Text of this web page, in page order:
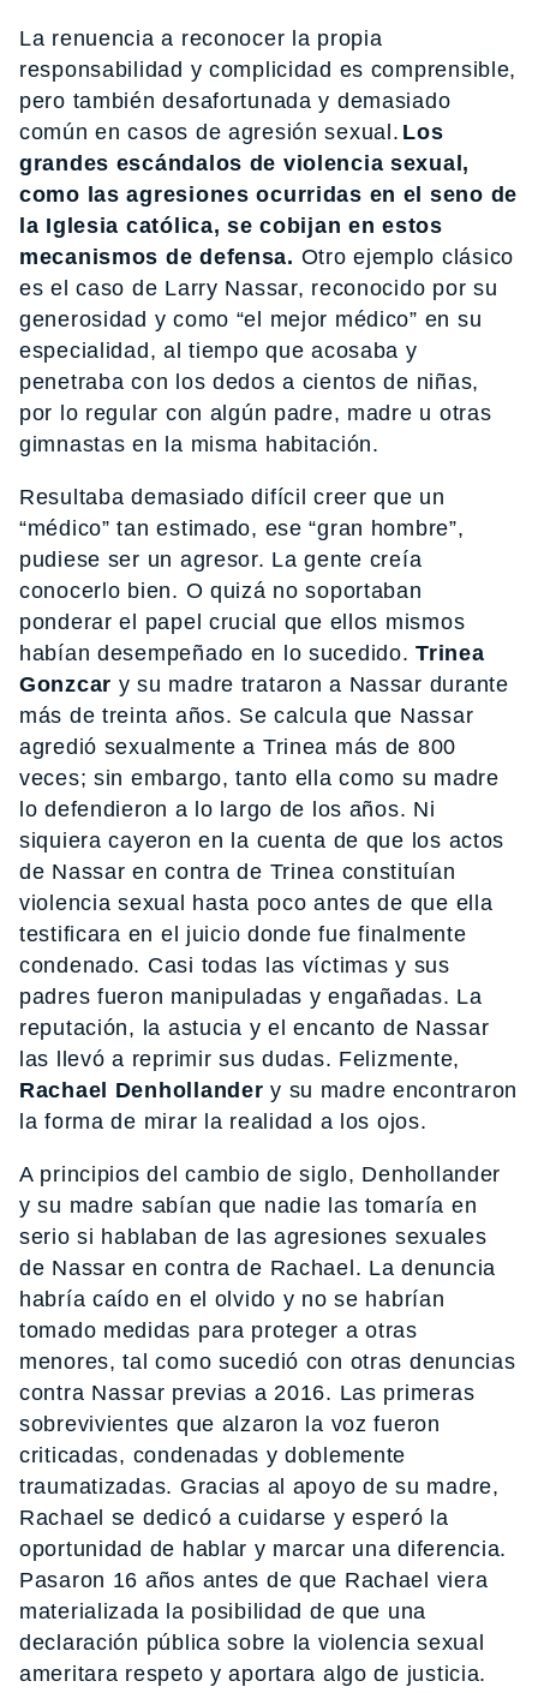
La renuencia a reconocer la propia
responsabilidad y complicidad es comprensible,
pero también desafortunada y demasiado
común en casos de agresión sexual. Los
grandes escándalos de violencia sexual,
como las agresiones ocurridas en el seno de
la Iglesia católica, se cobijan en estos
mecanismos de defensa. Otro ejemplo clásico
es el caso de Larry Nassar, reconocido por su
generosidad y como “el mejor médico” en su
especialidad, al tiempo que acosaba y
penetraba con los dedos a cientos de niñas,
por lo regular con algún padre, madre u otras
gimnastas en la misma habitación.
Resultaba demasiado difícil creer que un
“médico” tan estimado, ese “gran hombre”,
pudiese ser un agresor. La gente creía
conocerlo bien. O quizá no soportaban
ponderar el papel crucial que ellos mismos
habían desempeñado en lo sucedido. Trinea
Gonzcar y su madre trataron a Nassar durante
más de treinta años. Se calcula que Nassar
agredió sexualmente a Trinea más de 800
veces; sin embargo, tanto ella como su madre
lo defendieron a lo largo de los años. Ni
siquiera cayeron en la cuenta de que los actos
de Nassar en contra de Trinea constituían
violencia sexual hasta poco antes de que ella
testificara en el juicio donde fue finalmente
condenado. Casi todas las víctimas y sus
padres fueron manipuladas y engañadas. La
reputación, la astucia y el encanto de Nassar
las llevó a reprimir sus dudas. Felizmente,
Rachael Denhollander y su madre encontraron
la forma de mirar la realidad a los ojos.
A principios del cambio de siglo, Denhollander
y su madre sabían que nadie las tomaría en
serio si hablaban de las agresiones sexuales
de Nassar en contra de Rachael. La denuncia
habría caído en el olvido y no se habrían
tomado medidas para proteger a otras
menores, tal como sucedió con otras denuncias
contra Nassar previas a 2016. Las primeras
sobrevivientes que alzaron la voz fueron
criticadas, condenadas y doblemente
traumatizadas. Gracias al apoyo de su madre,
Rachael se dedicó a cuidarse y esperó la
oportunidad de hablar y marcar una diferencia.
Pasaron 16 años antes de que Rachael viera
materializada la posibilidad de que una
declaración pública sobre la violencia sexual
ameritara respeto y aportara algo de justicia.